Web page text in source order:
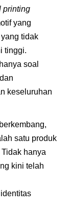
printing
yang
tidak
tinggi.
soal
keseluruhan
satu produk
hanya
kini telah